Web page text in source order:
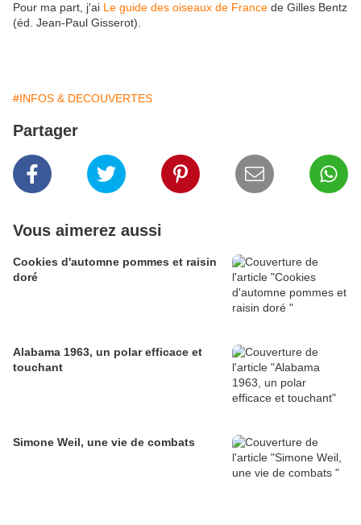
Pour ma part, j'ai Le guide des oiseaux de France de Gilles Bentz
(éd. Jean-Paul Gisserot).
#INFOS & DECOUVERTES
Partager
Vous aimerez aussi
Cookies d'automne pommes et raisin
doré
Alabama 1963, un polar efficace et
touchant
Simone Weil, une vie de combats